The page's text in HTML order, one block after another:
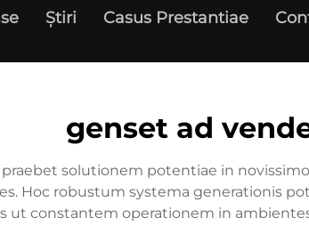
Știri Casus Prestantiae
genset ad
solutionem potentiae in
Hoc robustum systema generationis
ut constantem operationem in